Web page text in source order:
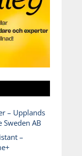
– Upplands
Sweden AB
–